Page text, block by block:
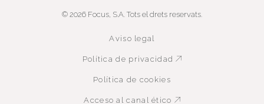
© 2026 Focus, S.A. Tots el drets reservats.
Aviso legal
Política de privacidad
Política de cookies
Acceso al canal ético